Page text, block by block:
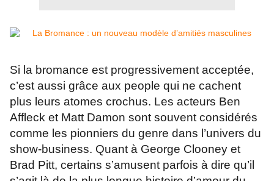
Si la bromance est progressivement acceptée,
c’est aussi grâce aux people qui ne cachent
plus leurs atomes crochus. Les acteurs Ben
Affleck et Matt Damon sont souvent considérés
comme les pionniers du genre dans l’univers du
show-business. Quant à George Clooney et
Brad Pitt, certains s’amusent parfois à dire qu’il